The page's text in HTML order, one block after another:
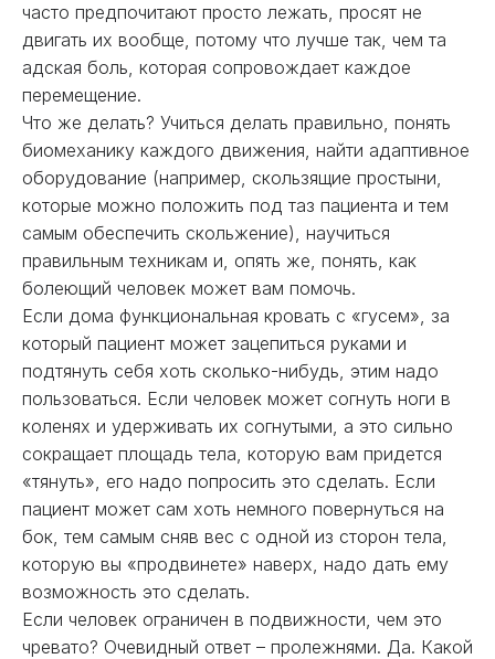
часто предпочитают просто лежать, просят не
двигать их вообще, потому что лучше так, чем та
адская боль, которая сопровождает каждое
перемещение.
Что же делать? Учиться делать правильно, понять
биомеханику каждого движения, найти адаптивное
оборудование (например, скользящие простыни,
которые можно положить под таз пациента и тем
самым обеспечить скольжение), научиться
правильным техникам и, опять же, понять, как
болеющий человек может вам помочь.
Если дома функциональная кровать с «гусем», за
который пациент может зацепиться руками и
подтянуть себя хоть сколько-нибудь, этим надо
пользоваться. Если человек может согнуть ноги в
коленях и удерживать их согнутыми, а это сильно
сокращает площадь тела, которую вам придется
«тянуть», его надо попросить это сделать. Если
пациент может сам хоть немного повернуться на
бок, тем самым сняв вес с одной из сторон тела,
которую вы «продвинете» наверх, надо дать ему
возможность это сделать.
Если человек ограничен в подвижности, чем это
чревато? Очевидный ответ – пролежнями. Да. Какой